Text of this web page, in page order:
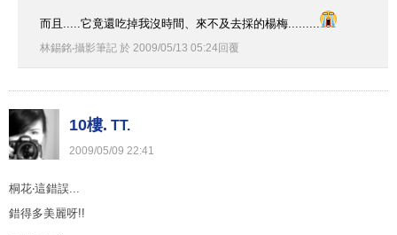
而且.....它竟還吃掉我沒時間、來不及去採的楊梅.........
林錫銘‧攝影筆記 於 2009/05/13 05:24回覆
10樓. TT.
2009/05/09 22:41
桐花‧這錯誤...
錯得多美麗呀!!